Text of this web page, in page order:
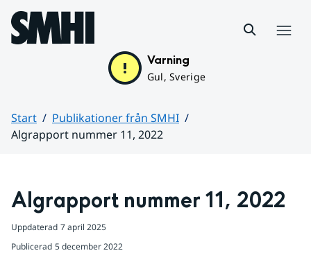
Hoppa till sidans innehåll
Varning
Gul, Sverige
Start
Publikationer från SMHI
Algrapport nummer 11, 2022
Algrapport nummer 11, 2022
Uppdaterad 7 april 2025
Publicerad 5 december 2022